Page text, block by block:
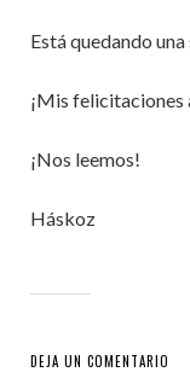
Está quedando
¡Mis felicitaciones
¡Nos leemos!
Háskoz
DEJA UN COMENTARIO